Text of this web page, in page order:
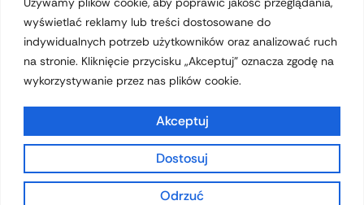
wyświetlać reklamy lub treści dostosowane do
indywidualnych potrzeb użytkowników oraz analizować ruch
na stronie. Kliknięcie przycisku „Akceptuj” oznacza zgodę na
wykorzystywanie przez nas plików cookie.
Dostosuj
Odrzuć
Akceptuj
Prawa autorskie © 2026 hotelferdynand.pl | Obsługiwane przez
Motyw Astra WordPress
Polityka prywatności